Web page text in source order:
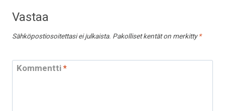
Vastaa
Sähköpostiosoitettasi ei julkaista. Pakolliset kentät on merkitty*
Kommentti*